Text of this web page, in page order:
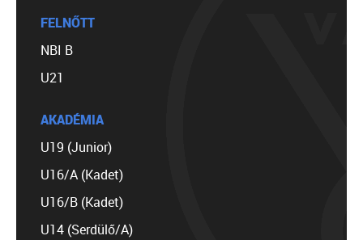
FELNŐTT
NBI B
U21
AKADÉMIA
U19 (Junior)
U16/A (Kadet)
U16/B (Kadet)
U14 (Serdülő/A)